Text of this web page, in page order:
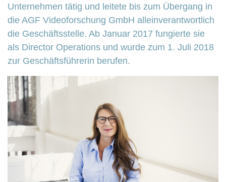
Unternehmen tätig und leitete bis zum Übergang in
die AGF Videoforschung GmbH alleinverantwortlich
die Geschäftsstelle. Ab Januar 2017 fungierte sie
als Director Operations und wurde zum 1. Juli 2018
zur Geschäftsführerin berufen.